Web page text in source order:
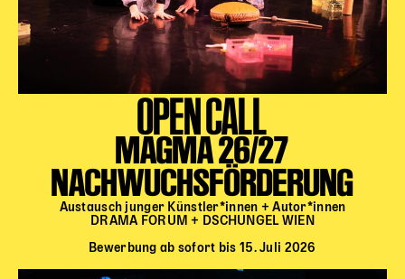
OPEN CALL
MAGMA 26/27
NACHWUCHSFÖRDERUNG
Austausch junger Künstler*innen + Autor*innen
DRAMA FORUM + DSCHUNGEL WIEN
Bewerbung ab sofort bis 15. Juli 2026